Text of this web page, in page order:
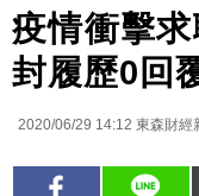
疫情衝擊
封履歷0回
2020/06/29 14:12 東森財經